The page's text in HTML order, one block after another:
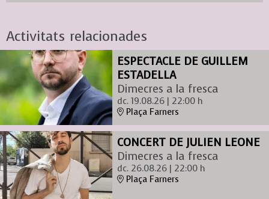
Activitats relacionades
ESPECTACLE DE GUILLEM
ESTADELLA
Dimecres a la fresca
dc. 19.08.26| 22:00 h
Plaça Farners
CONCERT DE JULIEN LEONE
Dimecres a la fresca
dc. 26.08.26| 22:00 h
Plaça Farners